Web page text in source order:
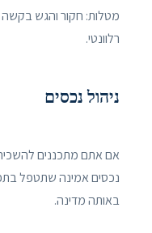
מטלות: חקור והגש בקשה
רלוונטי.
ניהול נכסים
אם אתם מתכננים
נכסים אמינה שתטפל
באותה מדינה.